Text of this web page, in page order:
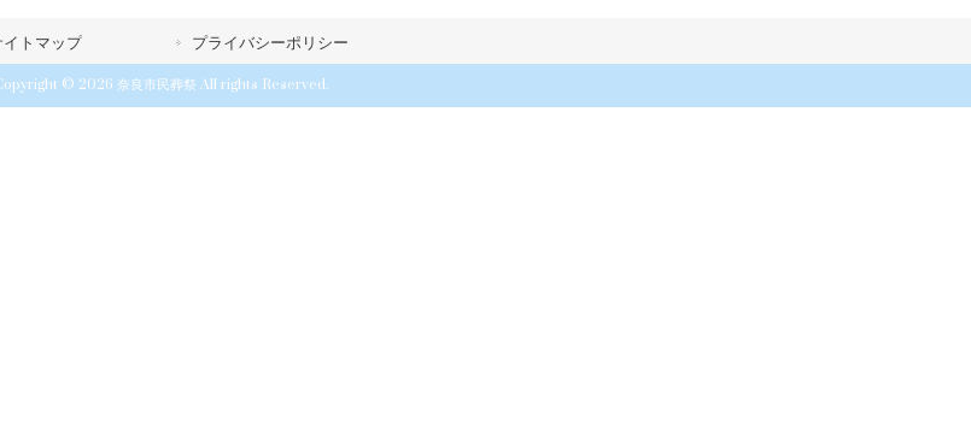
トマップ プライバシーポリシー
© 2026 奈良市民葬祭 All rights Reserved.